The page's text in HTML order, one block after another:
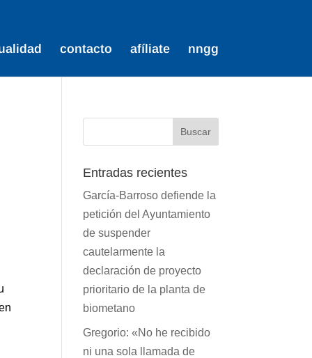
contacto afíliate nngg
Entradas recientes
García-Barroso defiende la
petición del Ayuntamiento
de suspender
cautelarmente la
declaración de proyecto
prioritario de la planta de
biometano
Gregorio: «No he recibido
ni una sola llamada de